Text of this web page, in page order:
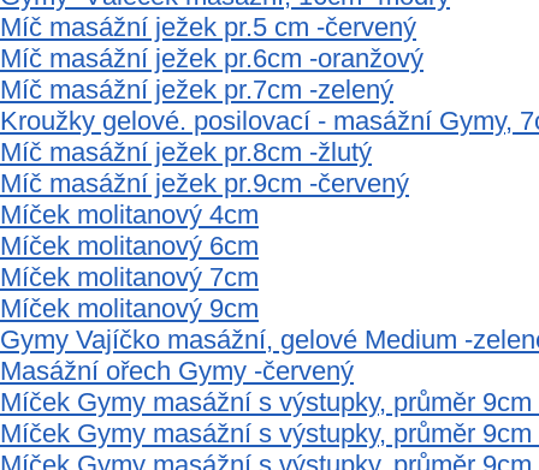
Míč masážní ježek pr.5 cm -červený
Míč masážní ježek pr.6cm -oranžový
Míč masážní ježek pr.7cm -zelený
Kroužky gelové. posilovací - masážní Gymy,
Míč masážní ježek pr.8cm -žlutý
Míč masážní ježek pr.9cm -červený
Míček molitanový 4cm
Míček molitanový 6cm
Míček molitanový 7cm
Míček molitanový 9cm
Gymy Vajíčko masážní, gelové Medium -
Masážní ořech Gymy -červený
Míček Gymy masážní s výstupky, průměr 9cm
Míček Gymy masážní s výstupky, průměr 9cm